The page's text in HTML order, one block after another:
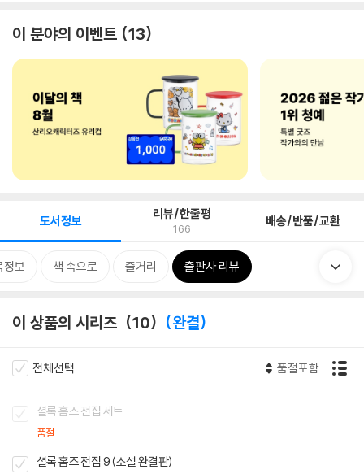
이 분야의 이벤트 13
도서정보 리뷰/한줄평
166 배송/반품/교환
정보 책 속으로 줄거리 출판사 리뷰
이 상품의 시리즈 10 완결
전체선택 품절포함
셜록 홈즈 전집 세트
품절
셜록 홈즈 전집 9 (소설 완결판)